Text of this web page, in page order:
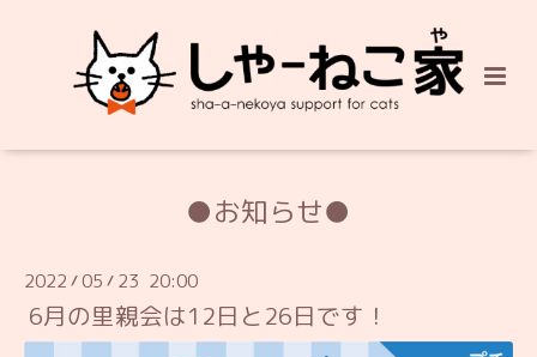
●お知らせ●
2022 / 05 / 23 20:00
6月の里親会は12日と26日です！